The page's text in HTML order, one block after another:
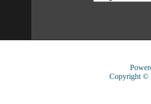
Copyright ©